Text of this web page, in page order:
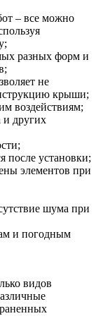
– все можно
разных форм и
не
крыши;
воздействиям;
и других
после установки;
элементов при
шума при
и погодным
видов